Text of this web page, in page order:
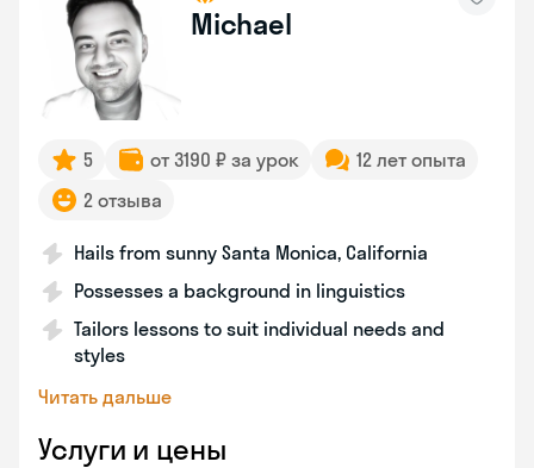
Michael
5 от 3190 ₽ за урок
12 лет опыта
2 отзыва
Hails from sunny Santa Monica, California
Possesses a background in linguistics
Tailors lessons to suit individual needs and
styles
Читать дальше
Услуги и цены